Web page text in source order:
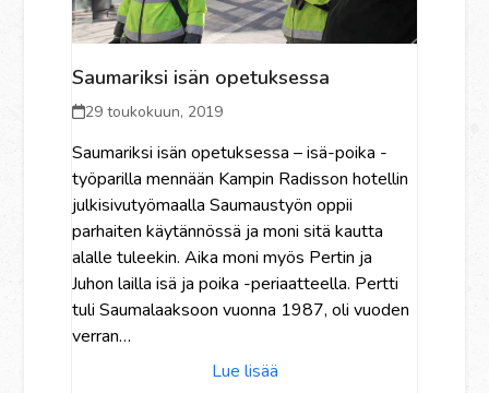
Saumariksi isän opetuksessa
29 toukokuun, 2019
Saumariksi isän opetuksessa – isä-poika -
työparilla mennään Kampin Radisson hotellin
julkisivutyömaalla Saumaustyön oppii
parhaiten käytännössä ja moni sitä kautta
alalle tuleekin. Aika moni myös Pertin ja
Juhon lailla isä ja poika -periaatteella. Pertti
tuli Saumalaaksoon vuonna 1987, oli vuoden
verran…
Lue lisää